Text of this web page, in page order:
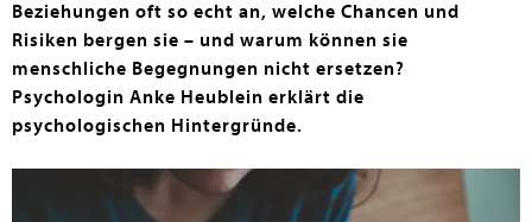
Beziehungen oft so echt an, welche Chancen und
Risiken bergen sie – und warum können sie
menschliche Begegnungen nicht ersetzen?
Psychologin Anke Heublein erklärt die
psychologischen Hintergründe.